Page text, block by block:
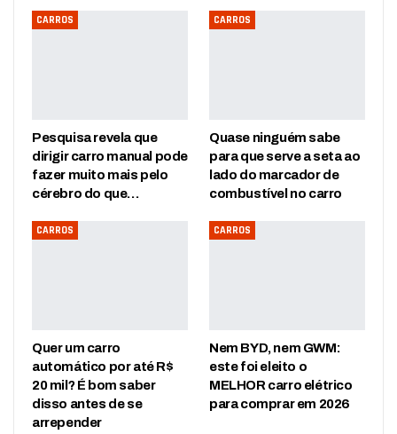
CARROS
Pesquisa revela que
dirigir carro manual pode
fazer muito mais pelo
cérebro do que…
CARROS
Quase ninguém sabe
para que serve a seta ao
lado do marcador de
combustível no carro
CARROS
Quer um carro
automático por até R$
20 mil? É bom saber
disso antes de se
arrepender
CARROS
Nem BYD, nem GWM:
este foi eleito o
MELHOR carro elétrico
para comprar em 2026